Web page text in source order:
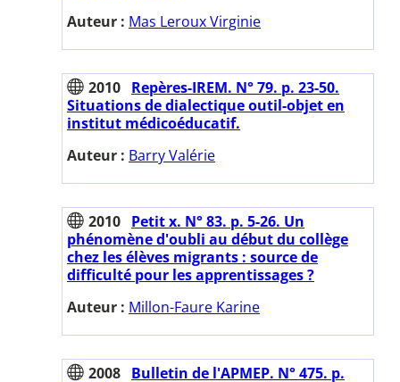
Auteur : Mas Leroux Virginie
2010 Repères-IREM. N° 79. p. 23-50.
Situations de dialectique outil-objet en
institut médicoéducatif.
Auteur : Barry Valérie
2010 Petit x. N° 83. p. 5-26. Un
phénomène d'oubli au début du collège
chez les élèves migrants : source de
difficulté pour les apprentissages ?
Auteur : Millon-Faure Karine
2008 Bulletin de l'APMEP. N° 475. p.